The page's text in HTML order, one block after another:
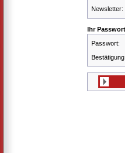
Newsletter:
Ihr Passwort
Passwort: